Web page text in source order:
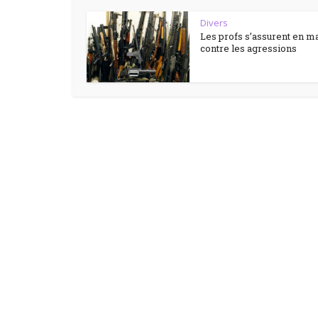
Divers
Les profs s’assurent en
contre les agressions